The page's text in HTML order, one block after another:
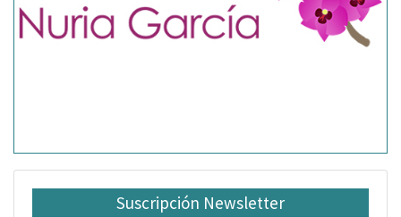
Suscripción Newsletter